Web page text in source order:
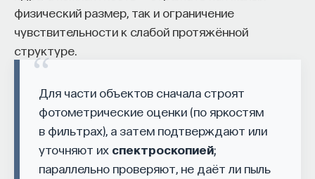
физический размер, так и ограничение
чувствительности к слабой протяжённой
структуре.
Для части объектов сначала строят
фотометрические оценки (по яркостям
в фильтрах), а затем подтверждают или
уточняют их спектроскопией;
параллельно проверяют, не даёт ли пыль